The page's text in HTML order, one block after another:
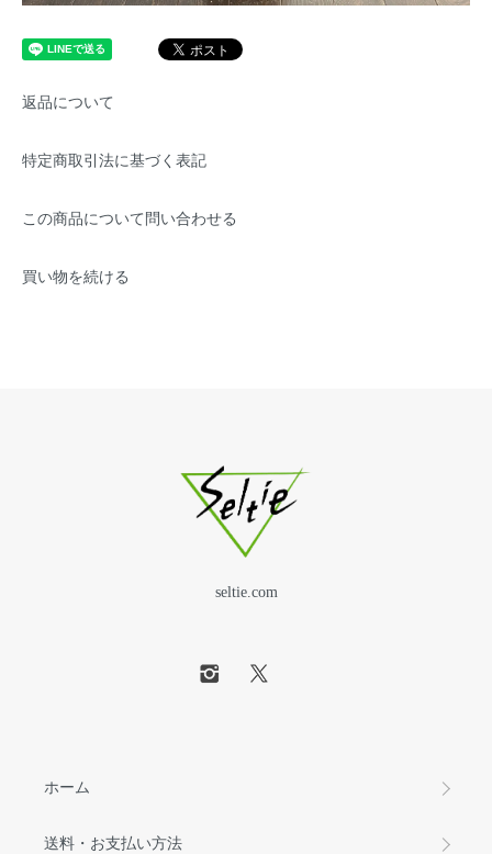
返品について
特定商取引法に基づく表記
この商品について問い合わせる
買い物を続ける
seltie.com
ホーム
送料・お支払い方法